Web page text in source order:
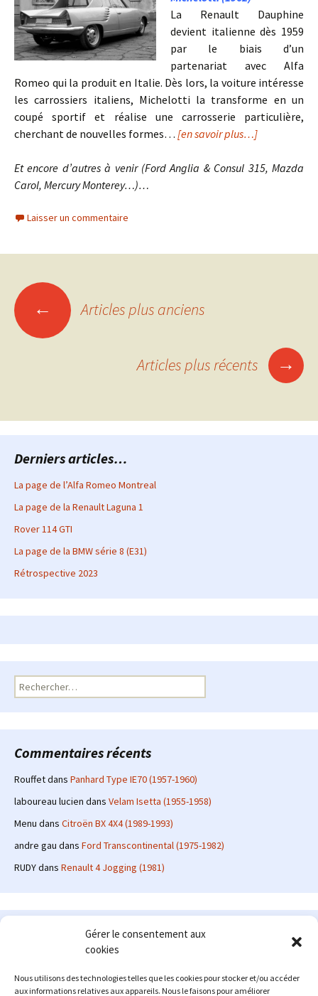
Gérer le consentement aux
cookies
Nous utilisons des technologies telles que les cookies pour stocker et/ou accéder
aux informations relatives aux appareils. Nous le faisons pour améliorer
La Renault Dauphine
devient italienne dès 1959
par le biais d’un
partenariat avec Alfa
Romeo qui la produit en Italie. Dès lors, la voiture intéresse
les carrossiers italiens, Michelotti la transforme en un
coupé sportif et réalise une carrosserie particulière,
cherchant de nouvelles formes… [en savoir plus…]
Et encore d’autres à venir (Ford Anglia & Consul 315, Mazda
Carol, Mercury Monterey…)…
Laisser un commentaire
Navigation
des
← Articles plus anciens
Articles plus récents →
Derniers articles…
La page de l’Alfa Romeo Montreal
La page de la Renault Laguna 1
Rover 114 GTI
La page de la BMW série 8 (E31)
Rétrospective 2023
Rechercher :
Commentaires récents
Rouffetdans Panhard Type IE70 (1957-1960)
laboureau lucien dans Velam Isetta (1955-1958)
Menu dans Citroën BX 4X4 (1989-1993)
andre gau dans Ford Transcontinental (1975-1982)
RUDYdans Renault 4 Jogging (1981)
Le site en quelques mots
: passionné d'automobile ancienne depuis de
nombreuses années, j'ai commencé à partager ma passion sur
internet à partir de 2009 au travers d'un blog qui a connu un relatif